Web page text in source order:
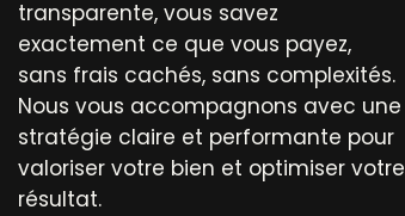
transparente, vous savez
exactement ce que vous payez,
sans frais cachés, sans complexités.
Nous vous accompagnons avec une
stratégie claire et performante pour
valoriser votre bien et optimiser votre
résultat.